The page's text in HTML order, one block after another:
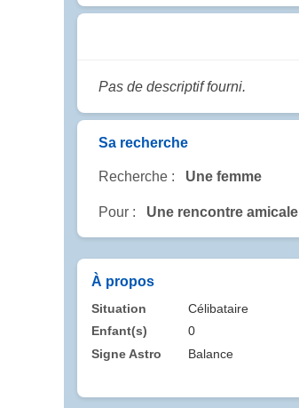
Pas de descriptif fourni.
Sa recherche
Recherche : Une femme
Pour : Une rencontre amicale
À propos
Situation
Célibataire
Enfant(s)
0
Signe Astro
Balance